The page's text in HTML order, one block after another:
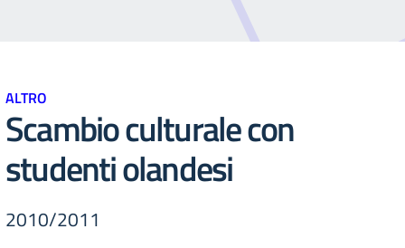
ALTRO
Scambio culturale con
studenti olandesi
2010/2011